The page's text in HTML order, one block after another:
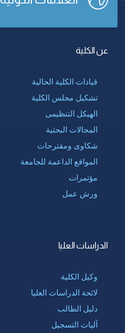
عن الكلية
قيادات الكلية الحالية
تشكيل مجلس الكلية
الهيكل التنظيمى
المجالات البحثية
شكاوى ومقترحات
المواقع الداعمة للجامعة
مؤتمرات
ورش عمل
الدراسات العليا
وكيل الكلية
لائحة الدراسات العليا
دليل الطالب
آليات التسجيل